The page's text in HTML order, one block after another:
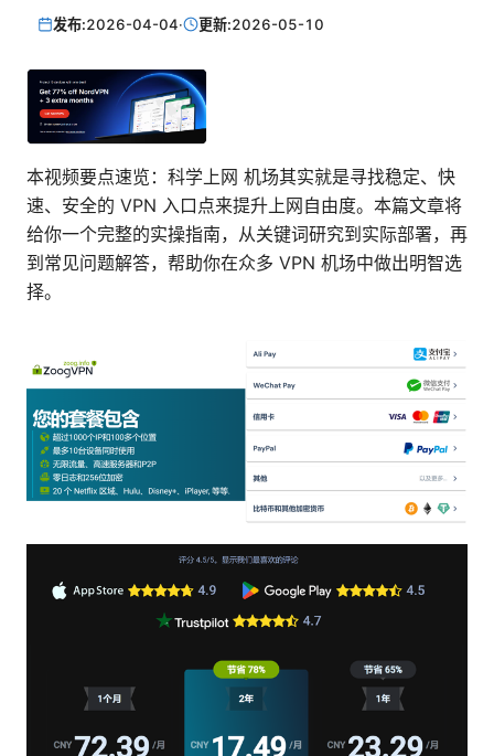
发布:2026-04-04· 更新:2026-05-10
本视频要点速览：科学上网 机场其实就是寻找稳定、快
速、安全的 VPN 入口点来提升上网自由度。本篇文章将
给你一个完整的实操指南，从关键词研究到实际部署，再
到常见问题解答，帮助你在众多 VPN 机场中做出明智选
择。